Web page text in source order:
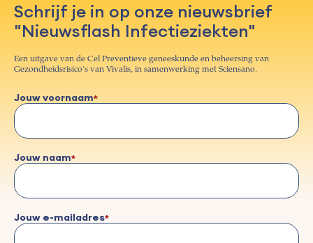
Schrijf je in op onze nieuwsbrief
"Nieuwsflash Infectieziekten"
Een uitgave van de Cel Preventieve geneeskunde en beheersing van
Gezondheidsrisico's van Vivalis, in samenwerking met Sciensano.
Jouw voornaam
Jouw naam
Jouw e-mailadres